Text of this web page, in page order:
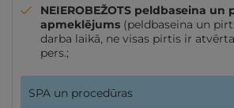
NEIEROBEŽOTS peldbaseina un
apmeklējums (peldbaseina un
darba laikā, ne visas pirtis ir
pers.;
SPA un procedūras